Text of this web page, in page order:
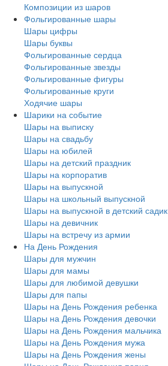
Композиции из шаров
Фольгированные шары
Шары цифры
Шары буквы
Фольгированные сердца
Фольгированные звезды
Фольгированные фигуры
Фольгированные круги
Ходячие шары
Шарики на событие
Шары на выписку
Шары на свадьбу
Шары на юбилей
Шары на детский праздник
Шары на корпоратив
Шары на выпускной
Шары на школьный выпускной
Шары на выпускной в детский садик
Шары на девичник
Шары на встречу из армии
На День Рождения
Шары для мужчин
Шары для мамы
Шары для любимой девушки
Шары для папы
Шары на День Рождения ребенка
Шары на День Рождения девочки
Шары на День Рождения мальчика
Шары на День Рождения мужа
Шары на День Рождения жены